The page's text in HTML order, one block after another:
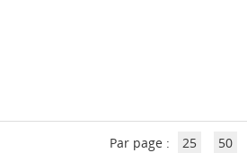
Par page : 25 50